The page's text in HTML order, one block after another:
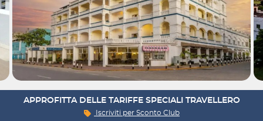
APPROFITTA DELLE TARIFFE SPECIALI TRAVELLERO
Iscriviti per Sconto Club